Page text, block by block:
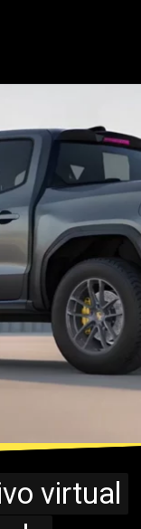
virtual
virtual